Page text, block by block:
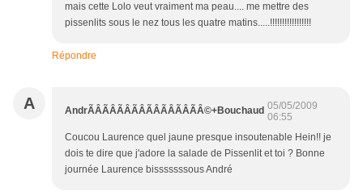
mais cette Lolo veut vraiment ma peau.... me mettre des
pissenlits sous le nez tous les quatre matins.....!!!!!!!!!!!!!!!!!
Répondre
A AndrÃÂÃÂÃÂÃÂÃÂÃÂÃÂÃÂ©+Bouchaud 05/05/2009
06:55
Coucou Laurence quel jaune presque insoutenable Hein!! je
dois te dire que j'adore la salade de Pissenlit et toi ? Bonne
journée Laurence bisssssssous André